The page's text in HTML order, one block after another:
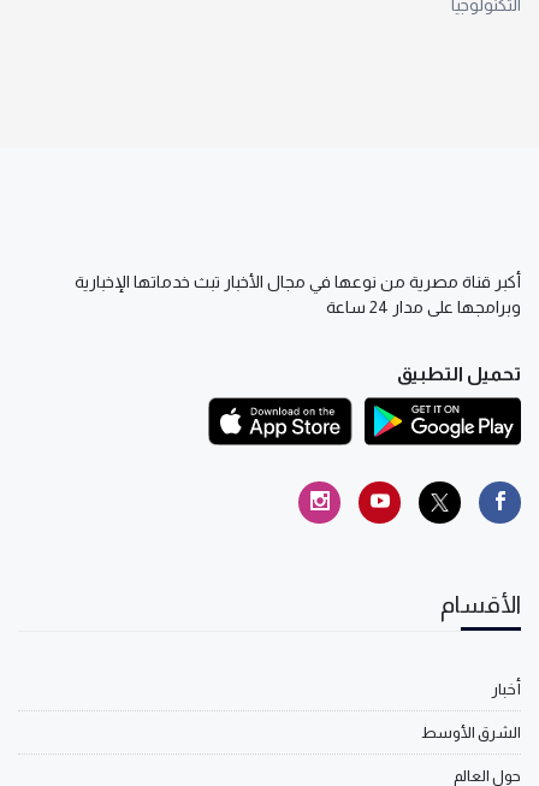
التكنولوجيا
أكبر قناة مصرية من نوعها في مجال الأخبار تبث خدماتها الإخبارية
وبرامجها على مدار 24 ساعة
تحميل التطبيق
الأقسام
أخبار
الشرق الأوسط
حول العالم